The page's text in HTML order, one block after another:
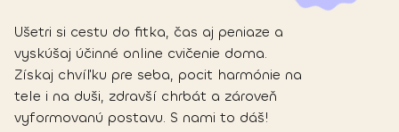
Ušetri si cestu do fitka, čas aj peniaze a
vyskúšaj účinné online cvičenie doma.
Získaj chvíľku pre seba, pocit harmónie na
tele i na duši, zdravší chrbát a zároveň
vyformovanú postavu. S nami to dáš!